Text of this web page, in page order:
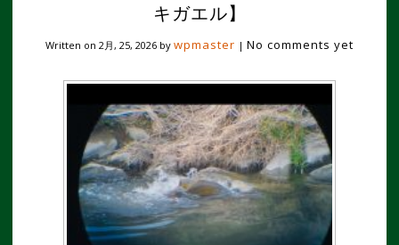
キガエル】
Written on 2月, 25, 2026 by wpmaster | No comments yet